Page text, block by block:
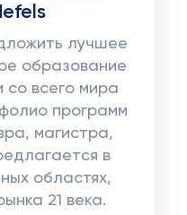
лучшее
образование
всего мира
программ
магистра,
в
областях,
21 века.